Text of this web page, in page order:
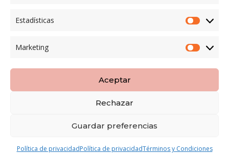
Estadísticas
Marketing
Aceptar
Rechazar
Guardar preferencias
Política de privacidadPolítica de privacidadTérminos y Condiciones
Copyright LOBESPAIN | Diseñada por
Condiciones